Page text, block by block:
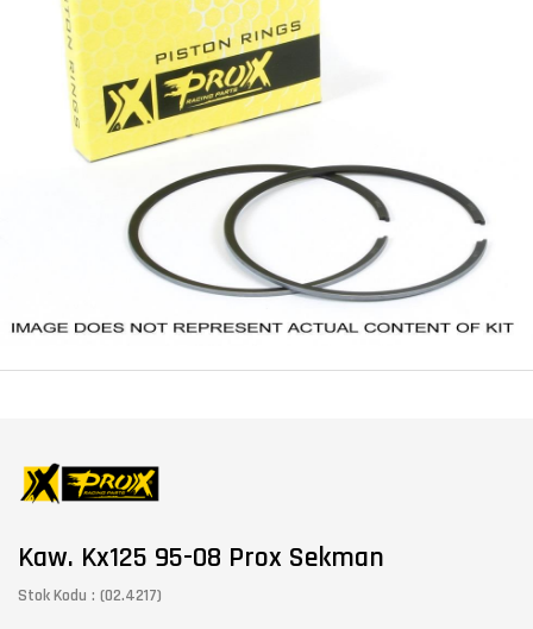
Kaw. Kx125 95-08 Prox Sekman
Stok Kodu (02.4217)